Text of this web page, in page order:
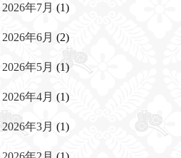
2026年7月 (1)
2026年6月 (2)
2026年5月 (1)
2026年4月 (1)
2026年3月 (1)